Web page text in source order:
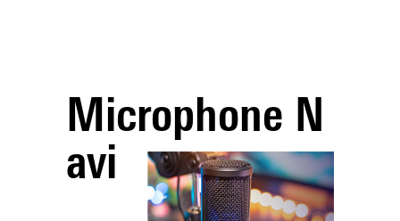
Microphone N
avi